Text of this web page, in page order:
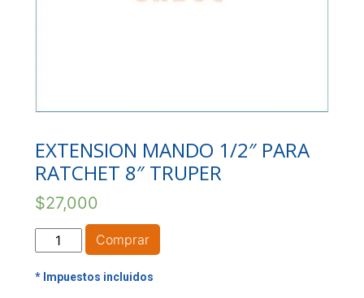
EXTENSION MANDO 1/2″ PARA
RATCHET 8″ TRUPER
$27,000
EXTENSION
MANDO
1/2"
Comprar